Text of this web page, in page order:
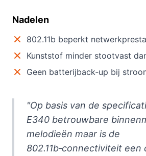
Nadelen
802.11b beperkt
Kunststof minder stootvast
Geen batterijback‑up bij
"Op basis van de
E340 betrouwbare
melodieën maar is de
802.11b‑connectiviteit een